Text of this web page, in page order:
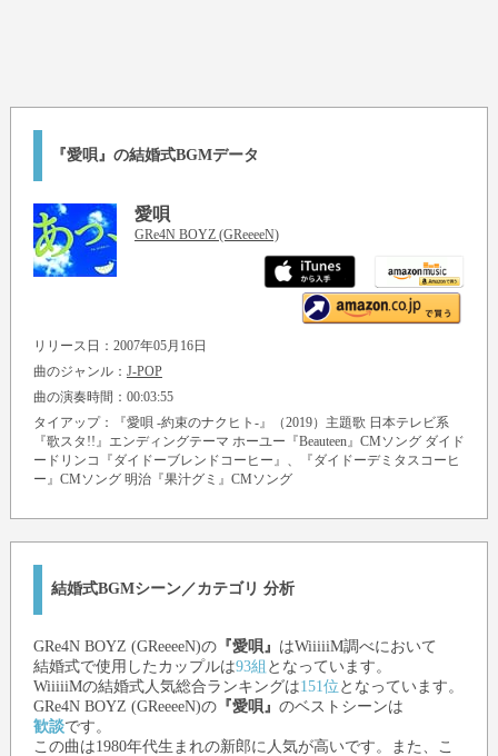
『愛唄』の結婚式BGMデータ
愛唄
GRe4N BOYZ (GReeeeN)
リリース日：2007年05月16日
曲のジャンル： J-POP
曲の演奏時間：00:03:55
タイアップ：『愛唄 -約束のナクヒト-』（2019）主題歌 日本テレビ系
『歌スタ!!』エンディングテーマ ホーユー『Beauteen』CMソング ダイド
ードリンコ『ダイドーブレンドコーヒー』、『ダイドーデミタスコーヒ
ー』CMソング 明治『果汁グミ』CMソング
結婚式BGMシーン／カテゴリ 分析
GRe4N BOYZ (GReeeeN)の『愛唄』 はWiiiiiM調べにおいて
結婚式で使用したカップルは93組 となっています。
WiiiiiMの結婚式人気総合ランキングは151位 となっています。
GRe4N BOYZ (GReeeeN)の『愛唄』 のベストシーンは
歓談です。
この曲は1980年代生まれの新郎に人気が高いです。また、こ